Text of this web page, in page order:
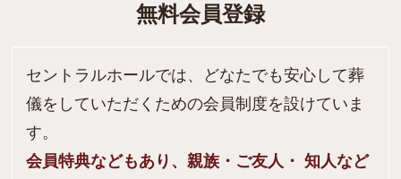
無料会員登録
セントラルホールでは、どなたでも安心して葬
儀をしていただくための会員制度を設けていま
す。
会員特典などもあり、親族・ご友人・ 知人など